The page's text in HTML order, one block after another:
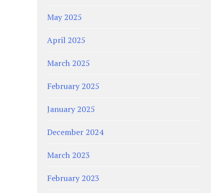
May 2025
April 2025
March 2025
February 2025
January 2025
December 2024
March 2023
February 2023